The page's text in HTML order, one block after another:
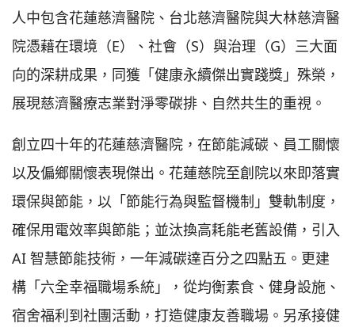
人中包含花蓮慈濟醫院、台北慈濟醫院與大林慈濟醫
院憑藉在環境（E）、社會（S）與治理（G）三大面
向的深耕成果，同獲「健康永續傑出實踐獎」殊榮，
展現慈濟醫療志業對淨零碳排、自然共生的重視。
創立四十年的花蓮慈濟醫院，在節能減碳、員工關懷
以及偏鄉關懷表現傑出。花蓮慈院至創院以來即落實
環保與節能，以「節能行為與監督機制」雙軌制度，
確保用電效率與節能；並汰換高耗能老舊設備，引入
AI 智慧節能技術，一年減碳達百分之四點五。更建
構「六全幸福職場系統」，從均衡素食、健身設施、
宿舍福利到社團活動，打造健康友善職場。另承接健